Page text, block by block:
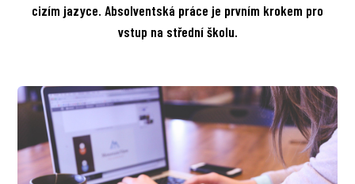
cizím jazyce. Absolventská práce je prvním krokem pro
vstup na střední školu.